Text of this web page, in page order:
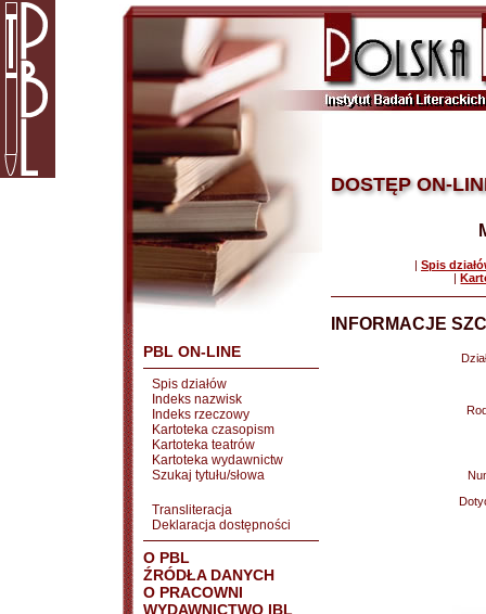
PBL ON-LINE
Spis działów
Indeks nazwisk
Indeks rzeczowy
Kartoteka czasopism
Kartoteka teatrów
Kartoteka wydawnictw
Szukaj tytułu/słowa
Transliteracja
Deklaracja dostępności
O PBL
ŹRÓDŁA DANYCH
O PRACOWNI
WYDAWNICTWO IBL
DOSTĘP ON-
| Spis
|
INFORMACJE